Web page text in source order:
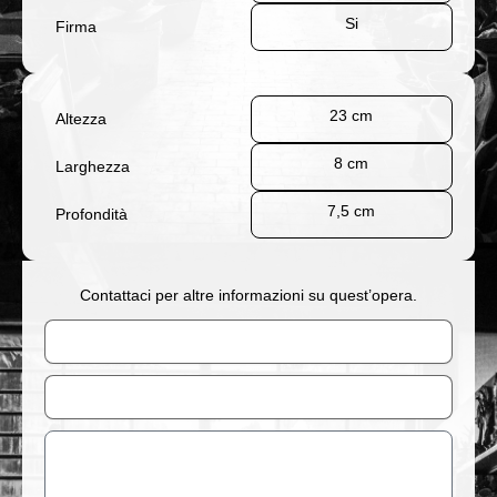
Firma Si
Altezza 23 cm
Larghezza 8 cm
Profondità 7,5 cm
Contattaci per altre informazioni su quest’opera.
Nome
Email
Messaggio